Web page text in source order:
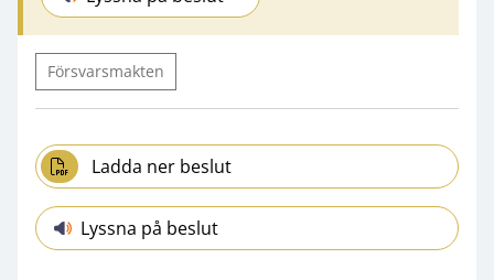
Försvarsmakten
Ladda ner beslut
Lyssna på beslut